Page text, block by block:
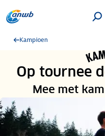
Kampioen
Op tournee
Mee met